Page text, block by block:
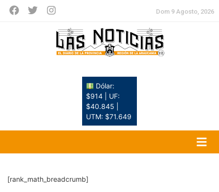
Dom 9 Agosto, 2026
Dólar:
$914 | UF:
$40.845 |
UTM: $71.649
[rank_math_breadcrumb]